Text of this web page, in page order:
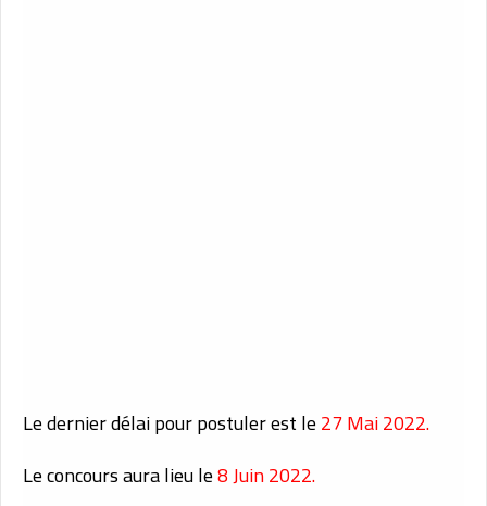
Le dernier délai pour postuler est le27 Mai 2022.
Le concours aura lieu le8 Juin 2022.